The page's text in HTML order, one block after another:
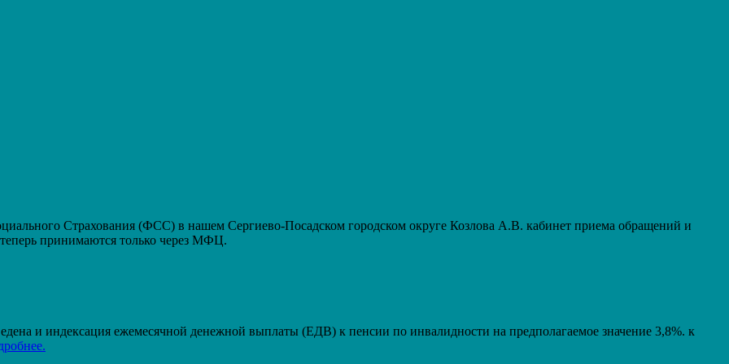
Страхования (ФСС) в нашем Сергиево-Посадском городском округе Козлова А.В. кабинет приема обращений и
принимаются только через МФЦ.
и индексация ежемесячной денежной выплаты (ЕДВ) к пенсии по инвалидности на предполагаемое значение 3,8%. к